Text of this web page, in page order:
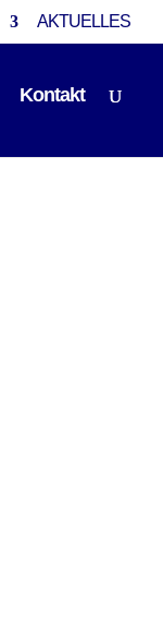
AKTUELLES
Kontakt